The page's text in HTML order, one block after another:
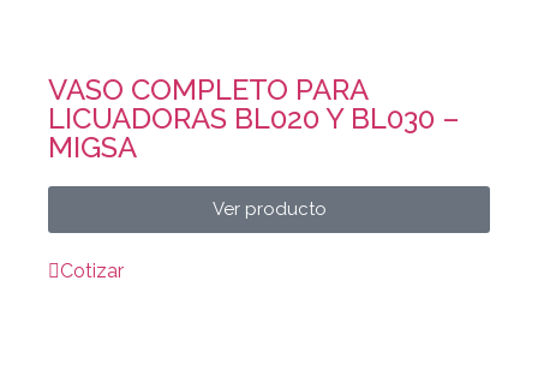
VASO COMPLETO PARA
LICUADORAS BL020 Y BL030 –
MIGSA
Ver producto
Cotizar